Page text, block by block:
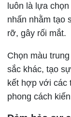
luôn là lựa
nhấn nhằm tạo
rỡ, gây rối mắt.
Chọn màu
sắc khác, tạo
kết hợp với các
phong cách